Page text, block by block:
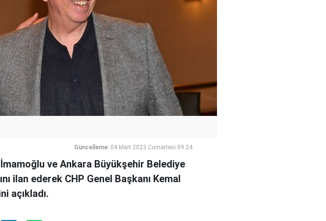
Güncelleme: 04 Mart 2023 Cumartesi 09:24
ve Ankara Büyükşehir Belediye
ilan ederek CHP Genel Başkanı Kemal
açıkladı.